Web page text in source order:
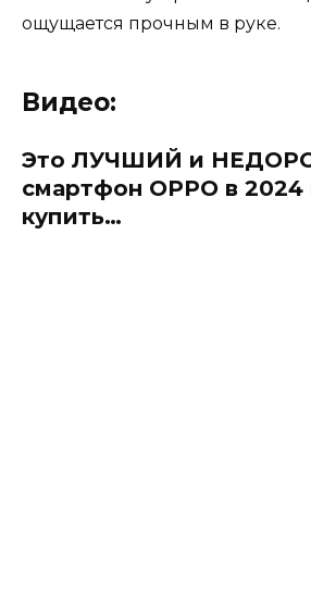
ощущается прочным в руке.
Видео:
Это ЛУЧШИЙ и
смартфон OPPO в 2024
купить…